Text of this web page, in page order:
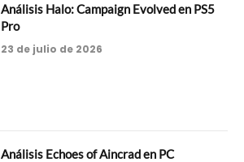
Análisis Halo: Campaign Evolved en PS5
Pro
23 de julio de 2026
Análisis Echoes of Aincrad en PC